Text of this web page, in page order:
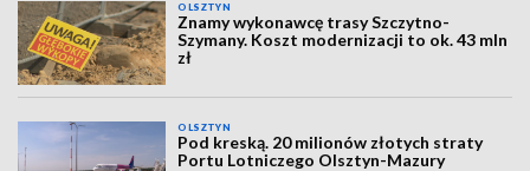
OLSZTYN
Znamy wykonawcę trasy Szczytno-
Szymany. Koszt modernizacji to ok. 43 mln
zł
OLSZTYN
Pod kreską. 20 milionów złotych straty
Portu Lotniczego Olsztyn-Mazury